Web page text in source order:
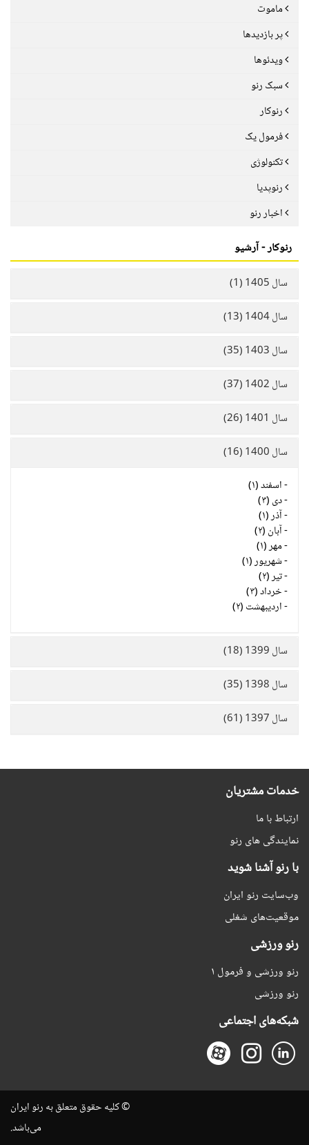
ماموت
پر بازدیدها
ویدئوها
سبک رنو
رنوکار
فرمول یک
تکنولوژی
رنوپدیا
اخبار رنو
رنوکار - آرشیو
سال 1405 (1)
سال 1404 (13)
سال 1403 (35)
سال 1402 (37)
سال 1401 (26)
سال 1400 (16)
-اسفند (۱)
-دی (۳)
-آذر (۱)
-آبان (۲)
-مهر (۱)
-شهریور (۱)
-تیر (۲)
-خرداد (۳)
-اردیبهشت (۲)
سال 1399 (18)
سال 1398 (35)
سال 1397 (61)
خدمات مشتریان
ارتباط با ما
نمایندگی های رنو
با رنو آشنا شوید
وب‌سایت رنو ایران
موقعیت‌های شغلی
رنو ورزشی
رنو ورزشی و فرمول ۱
رنو ورزشی
شبکه‌های اجتماعی
© کلیه حقوق متعلق به رنو ایران
می‌باشد.